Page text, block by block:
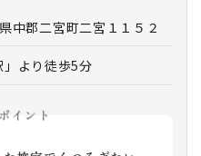
中郡二宮町二宮１１５２
より徒歩5分
イント